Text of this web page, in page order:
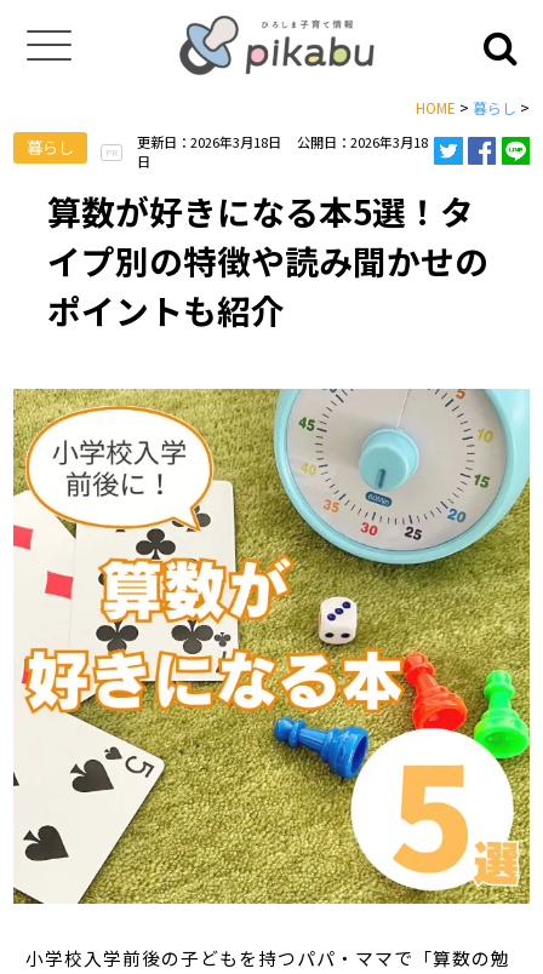
HOME > 暮らし >
暮らし PR
更新日：2026年3月18日
公開日：2026年3月18
日
算数が好きになる本5選！タ
イプ別の特徴や読み聞かせの
ポイントも紹介
小学校入学前後の子どもを持つパパ・ママで「算数の勉